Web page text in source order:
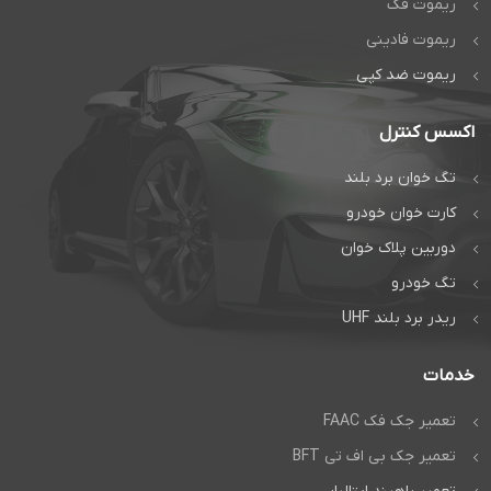
ریموت فک
ریموت فادینی
ریموت ضد کپی
اکسس کنترل
تگ خوان برد بلند
کارت خوان خودرو
دوربین پلاک خوان
تگ خودرو
ریدر برد بلند UHF
خدمات
تعمیر جک فک FAAC
تعمیر جک بی اف تی BFT